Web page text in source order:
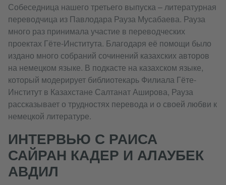
Собеседница нашего третьего выпуска – литературная
переводчица из Павлодара Рауза Мусабаева. Рауза
много раз принимала участие в переводческих
проектах Гёте-Института. Благодаря её помощи было
издано много собраний сочинений казахских авторов
на немецком языке. В подкасте на казахском языке,
который модерирует библиотекарь Филиала Гёте-
Институт в Казахстане Салтанат Аширова, Рауза
рассказывает о трудностях перевода и о своей любви к
немецкой литературе.
ИНТЕРВЬЮ С РАИСА
САЙРАН КАДЕР И АЛАУБЕК
АВДИЛ